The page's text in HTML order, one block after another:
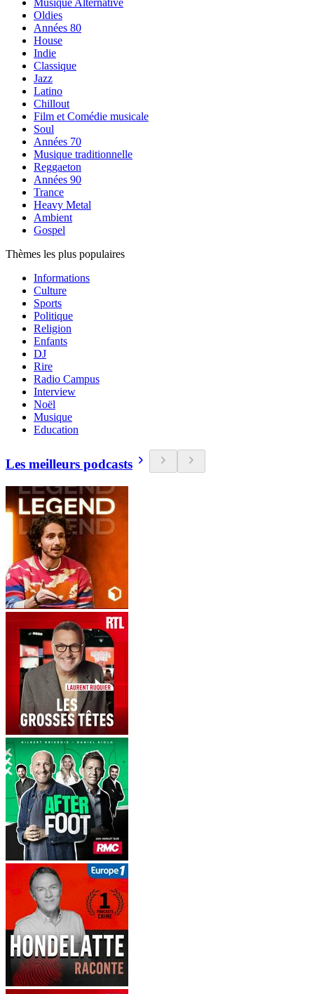
Musique Alternative
Oldies
Années 80
House
Indie
Classique
Jazz
Latino
Chillout
Film et Comédie musicale
Soul
Années 70
Musique traditionnelle
Reggaeton
Années 90
Trance
Heavy Metal
Ambient
Gospel
Thèmes les plus populaires
Informations
Culture
Sports
Politique
Religion
Enfants
DJ
Rire
Radio Campus
Interview
Noël
Musique
Education
Les meilleurs podcasts